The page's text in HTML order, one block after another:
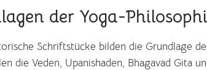
der Yoga-
Schriftstücke bilden die Grundlage
die Veden, Upanishaden, Bhagavad Gita